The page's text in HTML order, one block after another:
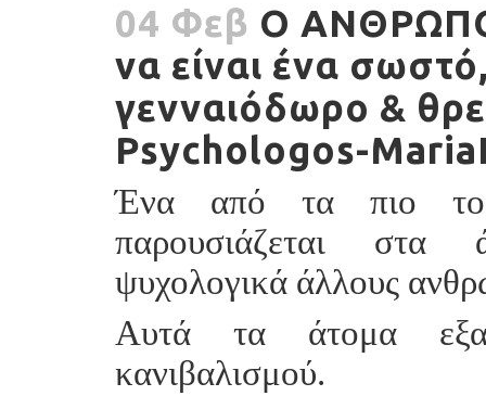
04 Φεβ Ο
να είναι ένα
γενναιόδωρο &
Psychologos-
Ένα από τα πιο
παρουσιάζεται στα
ψυχολογικά άλλους
Αυτά τα άτομα
κανιβαλισμού.